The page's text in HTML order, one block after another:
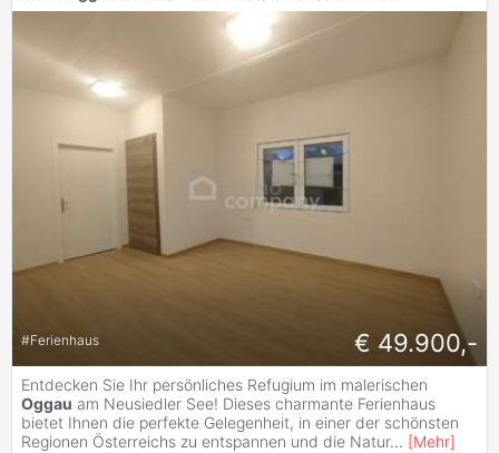
#Ferienhaus € 49.900,-
Entdecken Sie Ihr persönliches Refugium im malerischen
Oggau am Neusiedler See! Dieses charmante Ferienhaus
bietet Ihnen die perfekte Gelegenheit, in einer der schönsten
Regionen Österreichs zu entspannen und die Natur... [Mehr]